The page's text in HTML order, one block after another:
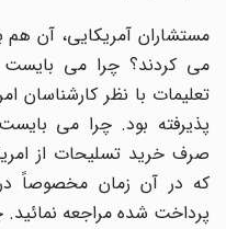
مستشاران آمریکایی، آن هم
می کردند؟ چرا می بایست
تعلیمات با نظر کارشناسان
پذیرفته بود. چرا می
صرف خرید تسلیحات از
پرداخت شده مراجعه نمائید.